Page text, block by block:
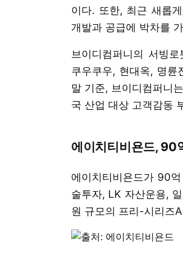
이다. 또한, 최근 새롭
개발과 공급에 박차를
브이디컴퍼니의 서빙
쿠우쿠우, 현대옥, 명륜
말 기준, 브이디컴퍼니
국 산업 대상 고객감동
에이치티비욘드, 90
에이치티비욘드가 90
술투자, LK 자산운용,
원 규모의 프리-시리즈